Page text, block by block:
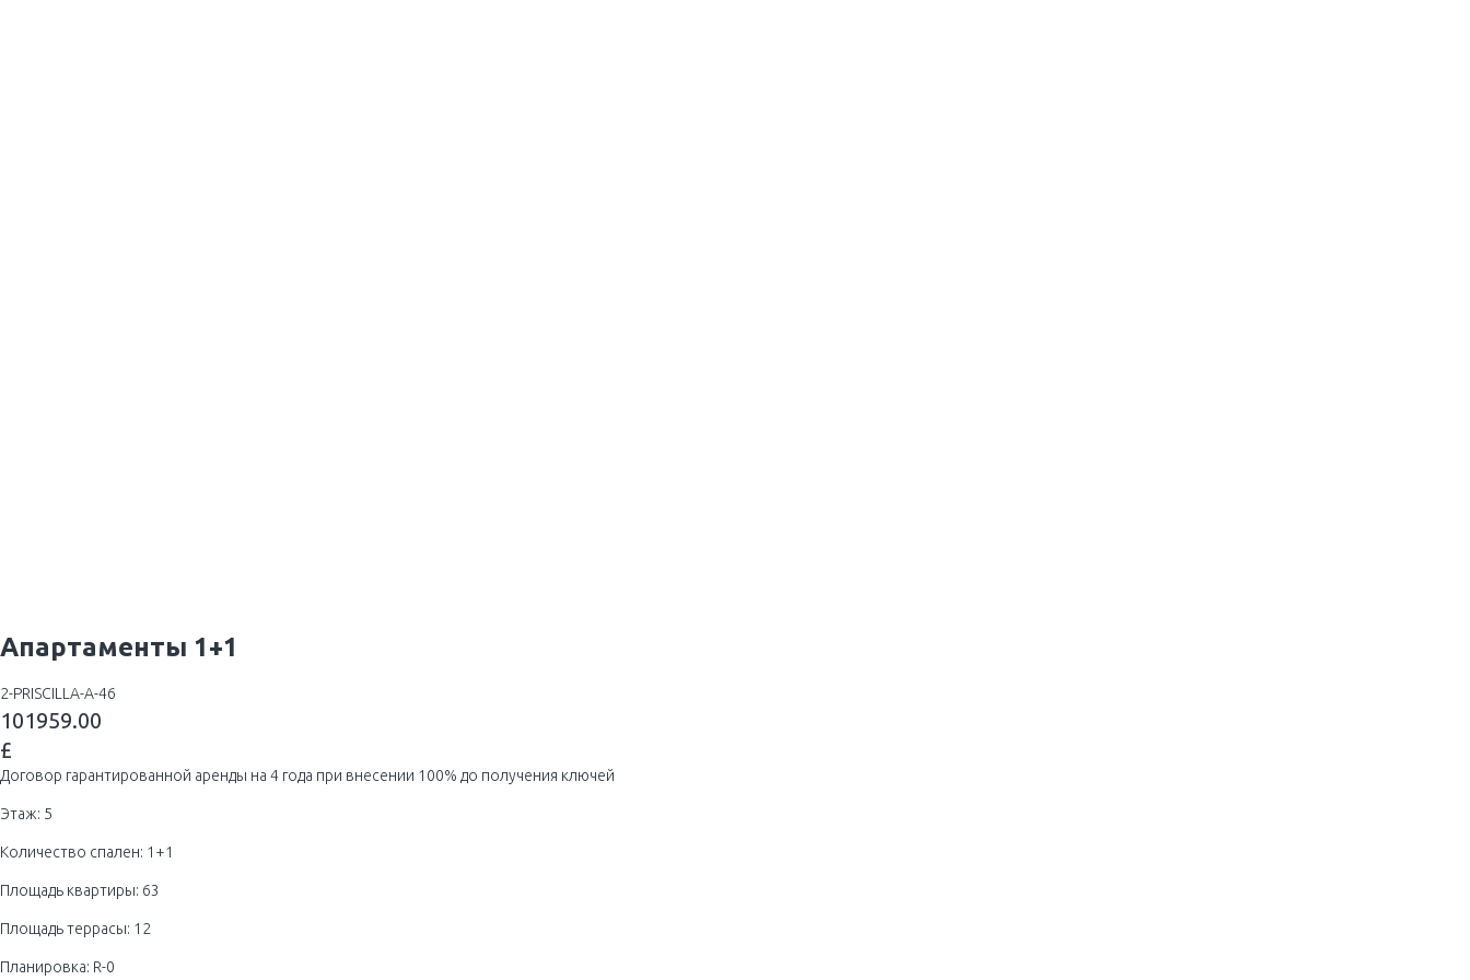
Апартаменты 1+1
2-PRISCILLA-A-46
101959.00
£
Договор гарантированной аренды на 4 года при внесении 100% до получения ключей
Этаж: 5
Количество спален: 1+1
Площадь квартиры: 63
Площадь террасы: 12
Планировка: R-0